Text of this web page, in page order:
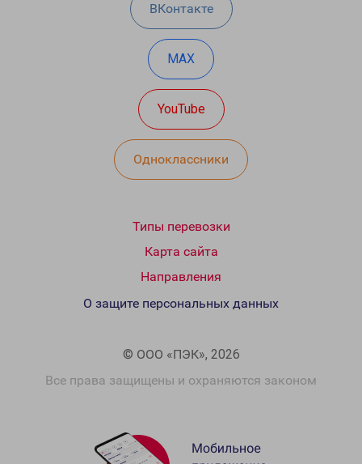
ВКонтакте
MAX
YouTube
Одноклассники
Типы перевозки
Карта сайта
Направления
© ООО «ПЭК», 2026
Все права защищены и охраняются законом
О защите персональных данных